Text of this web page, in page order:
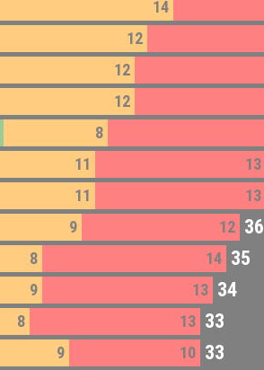
14
12
12
12
8
11 13
11 13
9 12 36
8 14 35
9 13 34
8 13 33
9 10 33